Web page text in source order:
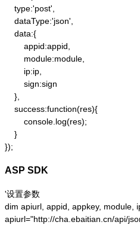
    type:'post',
    dataType:'json',
    data:{
        appid:appid,
        module:module,
        ip:ip,
        sign:sign
    },
    success:function(res){
        console.log(res);
    }
});
ASP SDK
'设置参数
dim apiurl, appid, appkey, module,
apiurl="http://cha.ebaitian.cn/api/